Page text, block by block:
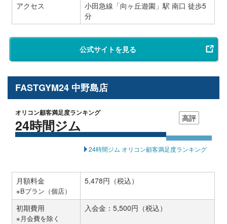
アクセス
小田急線「向ヶ丘遊園」駅 南口 徒歩5
分
公式サイトを見る
FASTGYM24 中野島店
オリコン顧客満足度ランキング
24時間ジム 高評
24時間ジム オリコン顧客満足度ランキング
月額料金
※Bプラン（個店）
5,478円（税込）
初期費用
※月会費を除く
入会金：5,500円（税込）